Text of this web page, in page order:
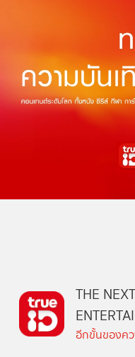
THE
อีกขั้นของค